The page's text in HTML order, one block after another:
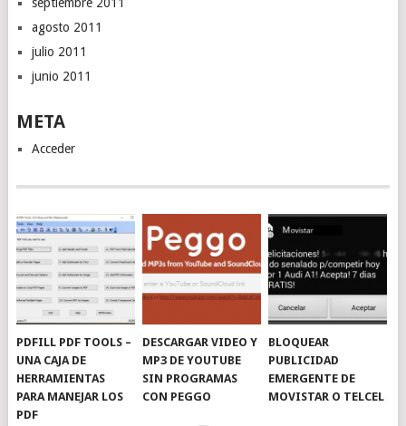
septiembre 2011
agosto 2011
julio 2011
junio 2011
META
Acceder
PDFILL PDF TOOLS –
UNA CAJA DE
HERRAMIENTAS
PARA MANEJAR LOS
PDF
DESCARGAR VIDEO Y
MP3 DE YOUTUBE
SIN PROGRAMAS
CON PEGGO
BLOQUEAR
PUBLICIDAD
EMERGENTE DE
MOVISTAR O TELCEL